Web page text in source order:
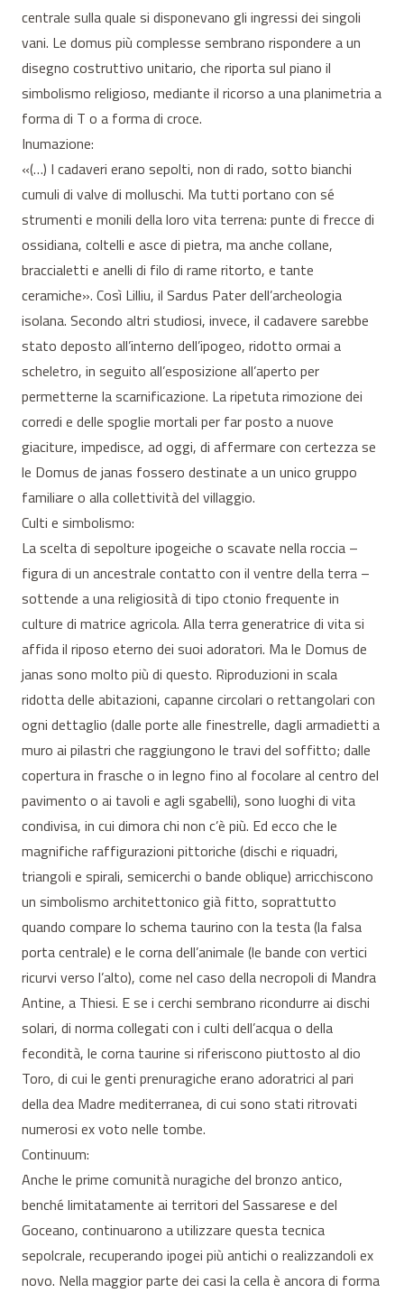
centrale sulla quale si disponevano gli ingressi dei singoli
vani. Le domus più complesse sembrano rispondere a un
disegno costruttivo unitario, che riporta sul piano il
simbolismo religioso, mediante il ricorso a una planimetria a
forma di T o a forma di croce.
Inumazione:
«(…) I cadaveri erano sepolti, non di rado, sotto bianchi
cumuli di valve di molluschi. Ma tutti portano con sé
strumenti e monili della loro vita terrena: punte di frecce di
ossidiana, coltelli e asce di pietra, ma anche collane,
braccialetti e anelli di filo di rame ritorto, e tante
ceramiche». Così Lilliu, il Sardus Pater dell’archeologia
isolana. Secondo altri studiosi, invece, il cadavere sarebbe
stato deposto all’interno dell’ipogeo, ridotto ormai a
scheletro, in seguito all’esposizione all’aperto per
permetterne la scarnificazione. La ripetuta rimozione dei
corredi e delle spoglie mortali per far posto a nuove
giaciture, impedisce, ad oggi, di affermare con certezza se
le Domus de janas fossero destinate a un unico gruppo
familiare o alla collettività del villaggio.
Culti e simbolismo:
La scelta di sepolture ipogeiche o scavate nella roccia –
figura di un ancestrale contatto con il ventre della terra –
sottende a una religiosità di tipo ctonio frequente in
culture di matrice agricola. Alla terra generatrice di vita si
affida il riposo eterno dei suoi adoratori. Ma le Domus de
janas sono molto più di questo. Riproduzioni in scala
ridotta delle abitazioni, capanne circolari o rettangolari con
ogni dettaglio (dalle porte alle finestrelle, dagli armadietti a
muro ai pilastri che raggiungono le travi del soffitto; dalle
copertura in frasche o in legno fino al focolare al centro del
pavimento o ai tavoli e agli sgabelli), sono luoghi di vita
condivisa, in cui dimora chi non c’è più. Ed ecco che le
magnifiche raffigurazioni pittoriche (dischi e riquadri,
triangoli e spirali, semicerchi o bande oblique) arricchiscono
un simbolismo architettonico già fitto, soprattutto
quando compare lo schema taurino con la testa (la falsa
porta centrale) e le corna dell’animale (le bande con vertici
ricurvi verso l’alto), come nel caso della necropoli di Mandra
Antine, a Thiesi. E se i cerchi sembrano ricondurre ai dischi
solari, di norma collegati con i culti dell’acqua o della
fecondità, le corna taurine si riferiscono piuttosto al dio
Toro, di cui le genti prenuragiche erano adoratrici al pari
della dea Madre mediterranea, di cui sono stati ritrovati
numerosi ex voto nelle tombe.
Continuum:
Anche le prime comunità nuragiche del bronzo antico,
benché limitatamente ai territori del Sassarese e del
Goceano, continuarono a utilizzare questa tecnica
sepolcrale, recuperando ipogei più antichi o realizzandoli ex
novo. Nella maggior parte dei casi la cella è ancora di forma